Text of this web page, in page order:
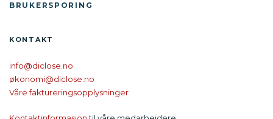
BRUKERSPORING
KONTAKT
info@diclose.no
økonomi@diclose.no
Våre faktureringsopplysninger